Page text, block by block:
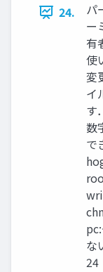
24.
パ
ー
有
使
変
イ
す
数
で
な
24